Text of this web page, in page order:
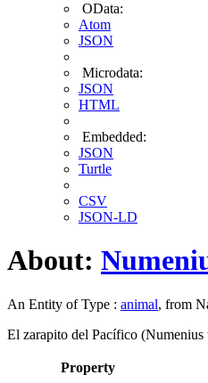
OData:
Atom
JSON
Microdata:
JSON
HTML
Embedded:
JSON
Turtle
CSV
JSON-LD
About:
An Entity of Type : animal, from
El zarapito del Pacífico​ (Numenius
Property